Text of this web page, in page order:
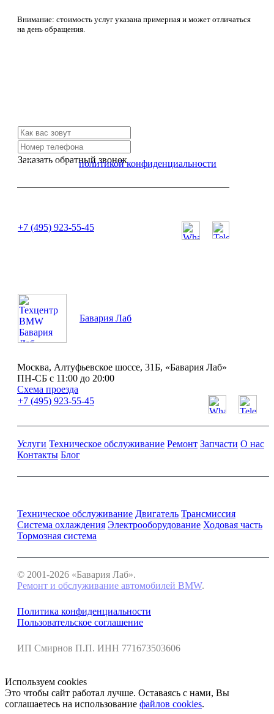
Внимание: стоимость услуг указана примерная и может отличаться
на день обращения.
Заказать обратный звонок
Я согласен сполитикой конфиденциальности
+7 (495) 923-55-45
Бавария Лаб
Москва, Алтуфьевское шоссе, 31Б, «Бавария Лаб»
ПН-СБ с 11:00 до 20:00
Схема проезда
+7 (495) 923-55-45
Услуги Техническое обслуживание Ремонт Запчасти О нас
Контакты Блог
Техническое обслуживание Двигатель Трансмиссия
Система охлаждения Электрооборудование Ходовая часть
Тормозная система
© 2001-2026 «Бавария Лаб».
Ремонт и обслуживание автомобилей BMW.
Политика конфиденциальности
Пользовательское соглашение
ИП Смирнов П.П. ИНН 771673503606
Используем cookies
Это чтобы сайт работал лучше. Оставаясь с нами, Вы
соглашаетесь на использование файлов cookies.